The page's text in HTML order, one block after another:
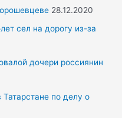
28.12.2020
сел на дорогу из-за
дочери россиянин
по делу о